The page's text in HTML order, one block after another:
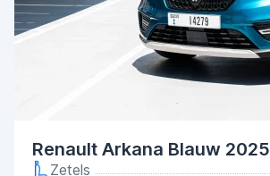
Renault Arkana Blauw 2025
Zetels